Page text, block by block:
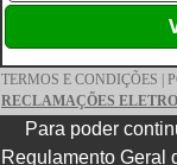
TERMOS E CONDIÇÕES |
RECLAMAÇÕES
Para poder
Regulamento Geral